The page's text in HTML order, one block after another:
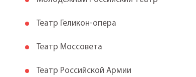
Театр Геликон-опера
Театр Моссовета
Театр Российской Армии